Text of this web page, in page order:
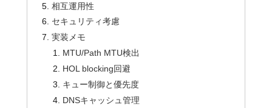
相互運用性
セキュリティ考慮
実装メモ
MTU/Path MTU検出
HOL blocking回避
キュー制御と優先度
DNSキャッシュ管理